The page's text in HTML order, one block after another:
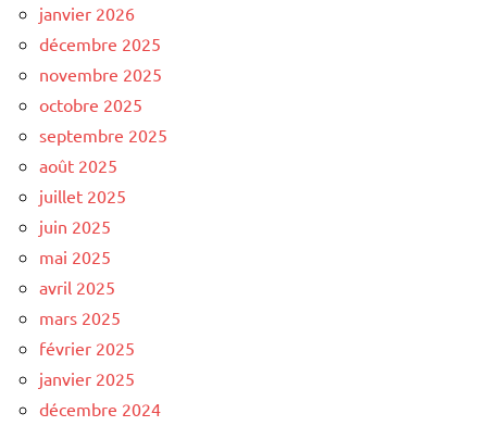
janvier 2026
décembre 2025
novembre 2025
octobre 2025
septembre 2025
août 2025
juillet 2025
juin 2025
mai 2025
avril 2025
mars 2025
février 2025
janvier 2025
décembre 2024